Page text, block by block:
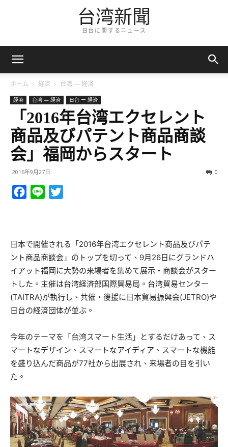
台湾新聞
日台に関するニュース
ホーム 経済 台湾 — 経済
経済 台湾 — 経済 日台 ー 経済
「2016年台湾エクセレント
商品及びパテント商品商談
会」福岡からスタート
2016年9月27日 0
Facebook
Line
日本で開催される「2016年台湾エクセレント商品及びパテ
ント商品商談会」のトップを切って、9月26日にグランドハ
イアット福岡に大勢の来場者を集めて展示・商談会がスター
トした。主催は台湾経済部国際貿易局。台湾貿易センター
(TAITRA)が執行し、共催・後援に日本貿易振興会(JETRO)や
日台の経済団体が並ぶ。
今年のテーマを「台湾スマート生活」とするだけあって、ス
マートなデザイン、スマートなアイディア、スマートな機能
を盛り込んだ商品が77社から出展され、来場者の目を引い
た。